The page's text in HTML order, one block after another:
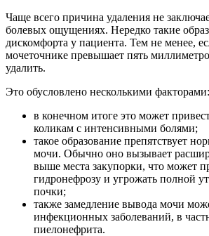
Чаще всего причина удаления не
болевых ощущениях. Нередко такие
дискомфорта у пациента. Тем не менее,
мочеточнике превышает пять
удалить.
Это обусловлено несколькими факторами:
в конечном итоге это может
коликам с интенсивными болями;
такое образование препятствует
мочи. Обычно оно вызывает
выше места закупорки, что может
гидронефрозу и угрожать полной
почки;
также замедление вывода мочи
инфекционных заболеваний, в
пиелонефрита.